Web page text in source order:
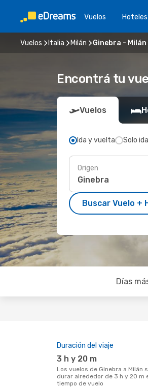
Vuelos Hoteles
Vuelos Italia Milán Ginebra - Milán
Encontrá tu
Vuelos
Ida y vuelta Solo ida
Origen
Buscar Vuelo +
Días
Duración del viaje
3 h y 20 m
Los vuelos de Ginebra a Milán suelen
durar alrededor de 3 h y 20 m
tiempo de vuelo